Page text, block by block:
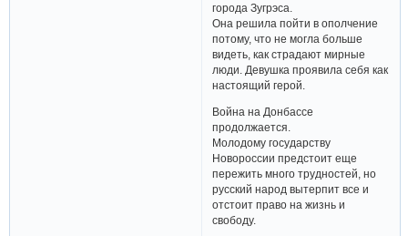
города Зугрэса.
Она решила пойти в ополчение
потому, что не могла больше
видеть, как страдают мирные
люди. Девушка проявила себя как
настоящий герой.
Война на Донбассе
продолжается.
Молодому государству
Новороссии предстоит еще
пережить много трудностей, но
русский народ вытерпит все и
отстоит право на жизнь и
свободу.